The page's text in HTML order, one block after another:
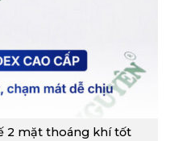
2 mặt thoáng khí tốt